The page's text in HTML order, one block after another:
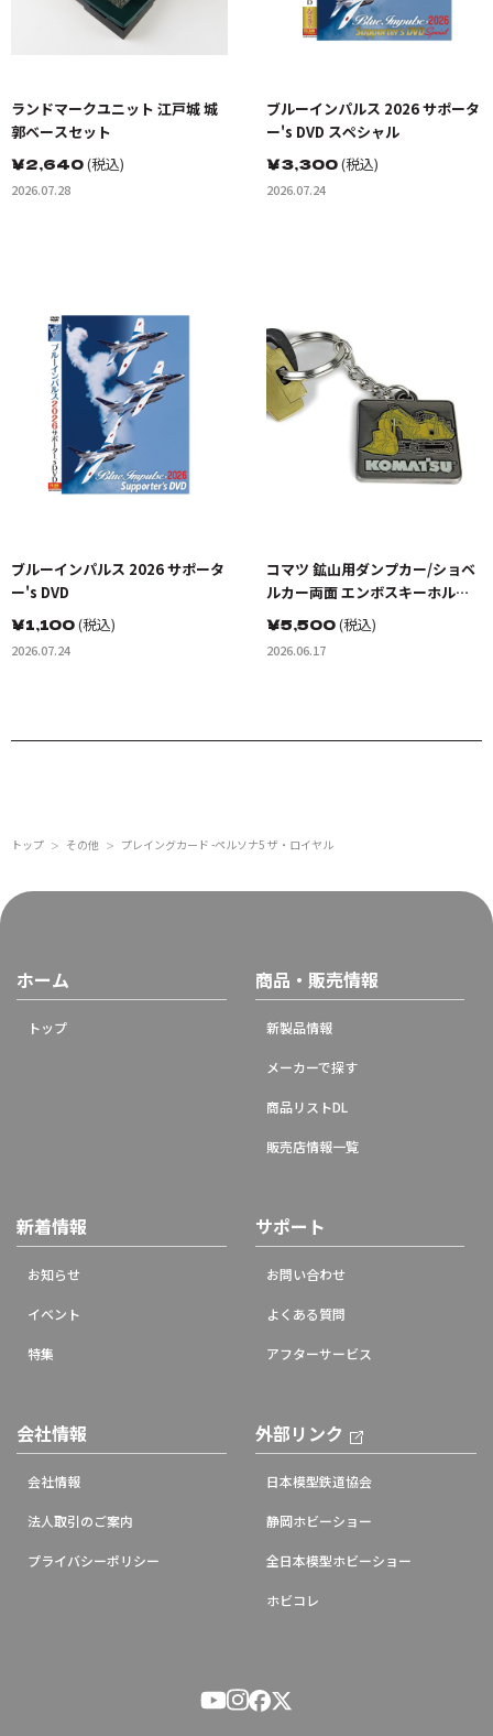
ランドマークユニット 江戸城 城
郭ベースセット
￥2,640(税込)
2026.07.28
ブルーインパルス 2026 サポータ
ー's DVD スペシャル
￥3,300(税込)
2026.07.24
ブルーインパルス 2026 サポータ
ー's DVD
￥1,100(税込)
2026.07.24
コマツ 鉱山用ダンプカー/ショベ
ルカー両面 エンボスキーホルダ
ー(金属製)
￥5,500(税込)
2026.06.17
トップ ＞ その他 ＞ プレイングカード -ペルソナ5 ザ・ロイヤル
ホーム
トップ
商品・販売情報
新製品情報
メーカーで探す
商品リストDL
販売店情報一覧
新着情報
お知らせ
イベント
特集
サポート
お問い合わせ
よくある質問
アフターサービス
会社情報
会社情報
法人取引のご案内
プライバシーポリシー
外部リンク
日本模型鉄道協会
静岡ホビーショー
全日本模型ホビーショー
ホビコレ